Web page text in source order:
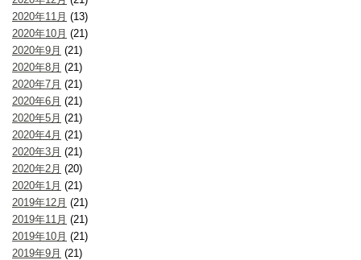
2020年11月 (13)
2020年10月 (21)
2020年9月 (21)
2020年8月 (21)
2020年7月 (21)
2020年6月 (21)
2020年5月 (21)
2020年4月 (21)
2020年3月 (21)
2020年2月 (20)
2020年1月 (21)
2019年12月 (21)
2019年11月 (21)
2019年10月 (21)
2019年9月 (21)